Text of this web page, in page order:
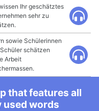
Ihr geschätztes
sehr zu
sowie Schülerinnen
schätzen
Arbeit
that features all
used words